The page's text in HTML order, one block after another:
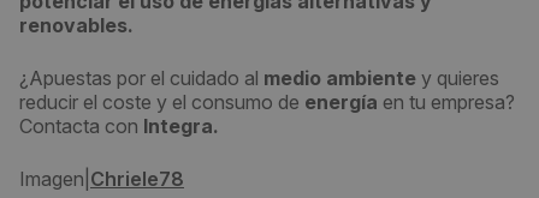
renovables.
¿Apuestas por el cuidado al medio ambiente y quieres
reducir el coste y el consumo de energía en tu empresa?
Contacta con Integra.
Imagen| Chriele78